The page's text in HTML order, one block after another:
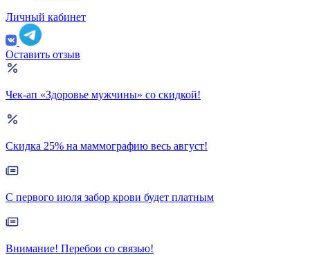
Личный кабинет
Оставить отзыв
Чек-ап «Здоровье мужчины» со скидкой!
Скидка 25% на маммографию весь август!
С первого июля забор крови будет платным
Внимание! Перебои со связью!